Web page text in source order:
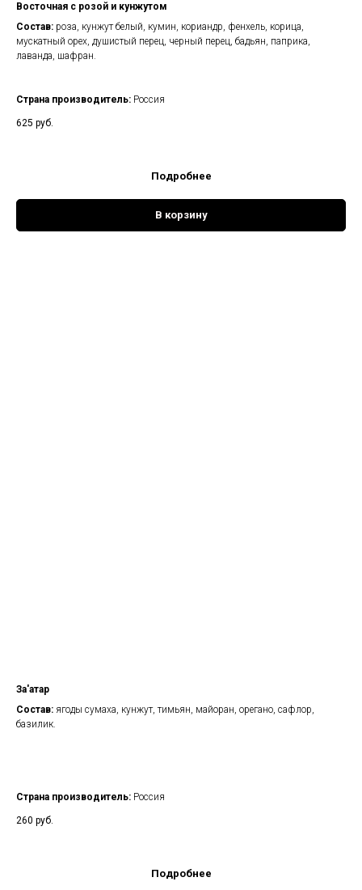
Восточная с розой и кунжутом
Состав: роза, кунжут белый, кумин, кориандр, фенхель, корица,
мускатный орех, душистый перец, черный перец, бадьян, паприка,
лаванда, шафран.
Страна производитель: Россия
625 руб.
Подробнее
В корзину
За'атар
Состав: ягоды сумаха, кунжут, тимьян, майоран, орегано, сафлор,
базилик.
Страна производитель: Россия
260 руб.
Подробнее